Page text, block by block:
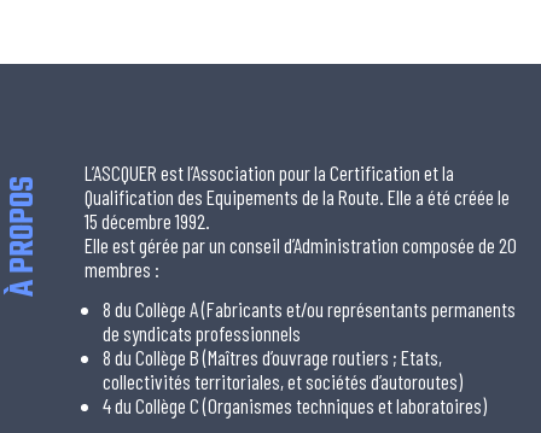
À PROPOS
L’ASCQUER est l’Association pour la Certification et la
Qualification des Equipements de la Route. Elle a été créée le
15 décembre 1992.
Elle est gérée par un conseil d’Administration composée de 20
membres :
8 du Collège A (Fabricants et/ou représentants permanents
de syndicats professionnels
8 du Collège B (Maîtres d’ouvrage routiers ; Etats,
collectivités territoriales, et sociétés d’autoroutes)
4 du Collège C (Organismes techniques et laboratoires)